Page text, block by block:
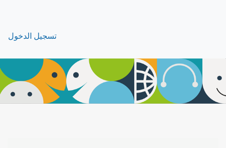
تسجيل الدخول